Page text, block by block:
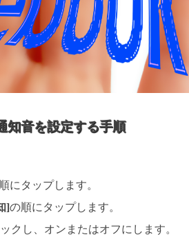
知音を設定する手順
にタップします。
]の順にタップします。
クし、オンまたはオフにします。